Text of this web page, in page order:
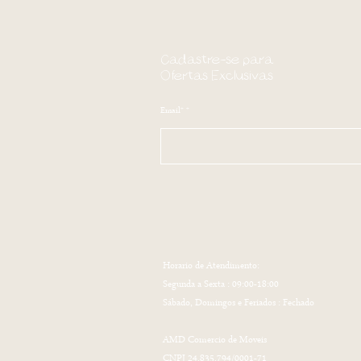
Cadastre-se para
Ofertas Exclusivas
Email*
Horario de Atendimento:
Segunda a Sexta : 09:00-18:00
Sábado, Domingos e Feriados : Fechado
AMD Comercio de Moveis